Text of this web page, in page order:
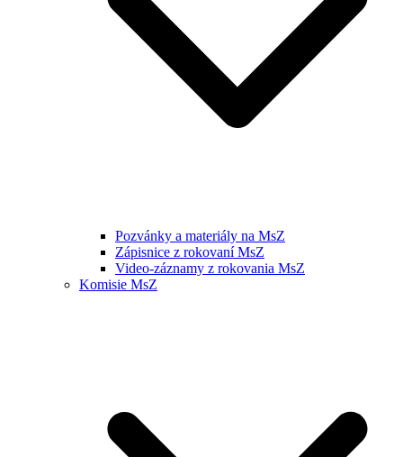
Pozvánky a materiály na MsZ
Zápisnice z rokovaní MsZ
Video-záznamy z rokovania MsZ
Komisie MsZ